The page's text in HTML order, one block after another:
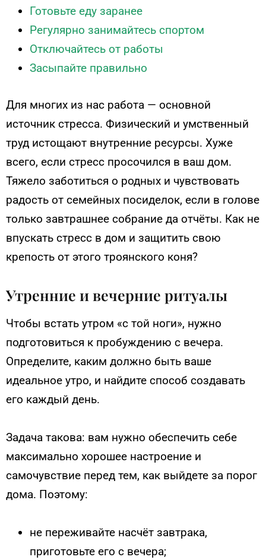
Готовьте еду заранее
Регулярно занимайтесь спортом
Отключайтесь от работы
Засыпайте правильно
Для многих из нас работа — основной
источник стресса. Физический и умственный
труд истощают внутренние ресурсы. Хуже
всего, если стресс просочился в ваш дом.
Тяжело заботиться о родных и чувствовать
радость от семейных посиделок, если в голове
только завтрашнее собрание да отчёты. Как не
впускать стресс в дом и защитить свою
крепость от этого троянского коня?
Утренние и вечерние ритуалы
Чтобы встать утром «с той ноги», нужно
подготовиться к пробуждению с вечера.
Определите, каким должно быть ваше
идеальное утро, и найдите способ создавать
его каждый день.
Задача такова: вам нужно обеспечить себе
максимально хорошее настроение и
самочувствие перед тем, как выйдете за порог
дома. Поэтому:
не переживайте насчёт завтрака,
приготовьте его с вечера;